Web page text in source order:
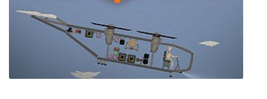
Need for Speed Underground 2